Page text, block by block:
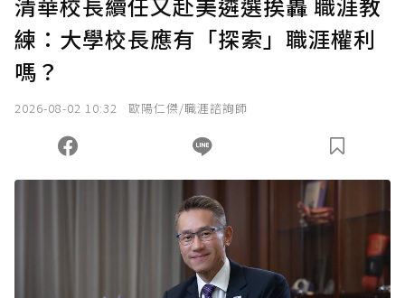
確認送出
您當前剩餘 U 利點數：0點；前往 購買點數
練：大學校長應有「探索」職涯權利
嗎？
2026-08-02 10:32 歐陽仁傑/職涯諮詢師